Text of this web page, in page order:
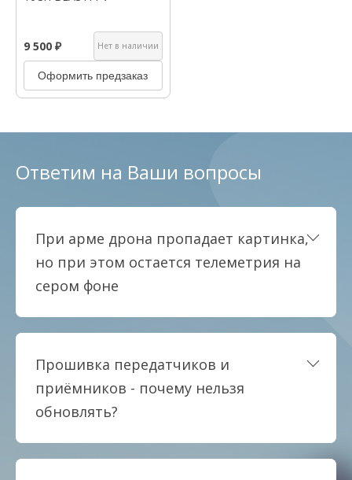
9 500 ₽ Нет в наличии
Оформить предзаказ
Ответим на Ваши вопросы
При арме дрона пропадает картинка,
но при этом остается телеметрия на
сером фоне
Прошивка передатчиков и
приёмников - почему нельзя
обновлять?